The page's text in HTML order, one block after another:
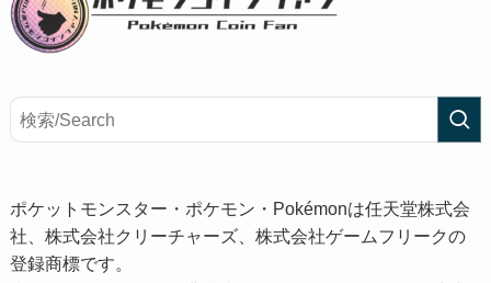
ポケットモンスター・ポケモン・Pokémonは任天堂株式会
社、株式会社クリーチャーズ、株式会社ゲームフリークの
登録商標です。